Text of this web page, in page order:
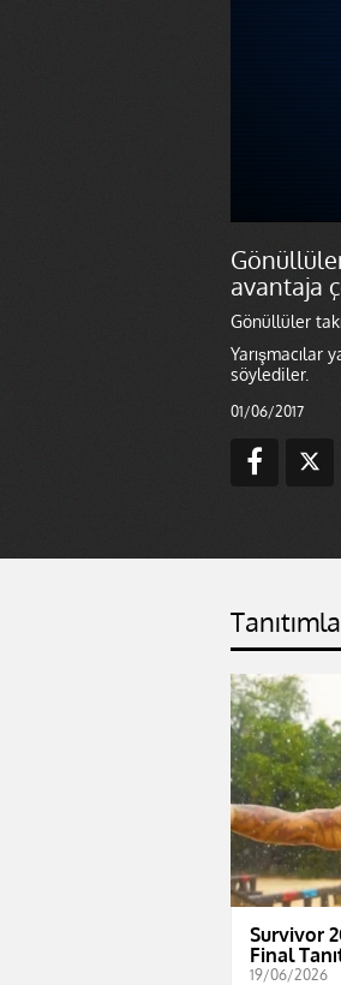
avantaja
Gönüllüler
Yarışmacılar
söylediler.
01/06/2017
Survivor
Final
19/06/2026